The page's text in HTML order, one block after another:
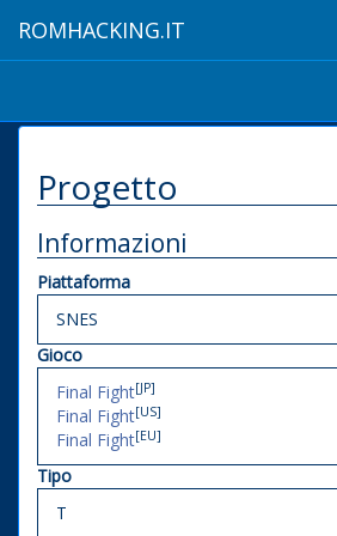
ROMHACKING.IT
Progetto
Informazioni
Piattaforma
SNES
Gioco
Final Fight[JP]
Final Fight[US]
Final Fight[EU]
Tipo
T